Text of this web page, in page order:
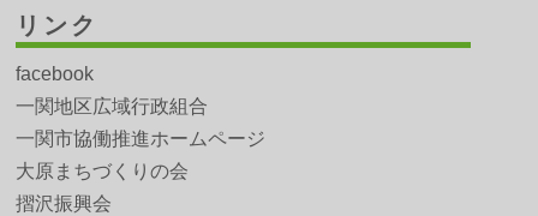
リンク
facebook
一関地区広域行政組合
一関市協働推進ホームページ
大原まちづくりの会
摺沢振興会